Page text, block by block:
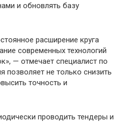
и обновлять базу
расширение круга
современных технологий
— отмечает специалист по
позволяет не только снизить
точность и
проводить тендеры и